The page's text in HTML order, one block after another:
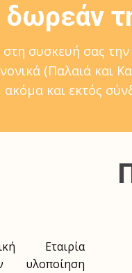
στη συσκευή σας
(Παλαιά και
ακόμα και εκτός
Εταιρία
υλοποίηση